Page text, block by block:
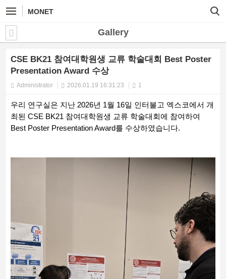
MONET
Gallery
CSE BK21 참여대학원생 교류 학술대회 Best Poster
Presentation Award 수상
Administrator 2026.01.19 16:31:23 1
우리 연구실은 지난 2026년 1월 16일 인터불고 엑스코에서 개
최된 CSE BK21 참여대학원생 교류 학술대회에 참여하여
Best Poster Presentation Award를 수상하였습니다.